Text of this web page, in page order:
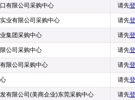
有限公司采购中心 请先
业有限公司采购中心 请先
集团采购中心 请先
公司采购中心 请先
限公司采购中心 请先
请先
有限公司(美商企业)东莞采购中心 请先